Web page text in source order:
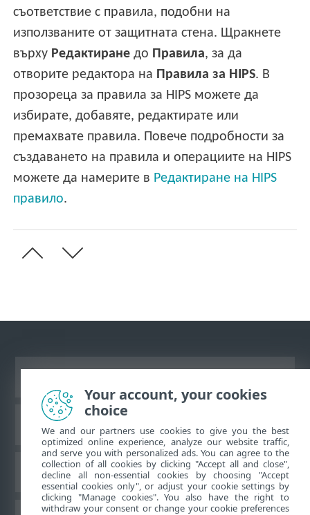
съответствие с правила, подобни на
използваните от защитната стена. Щракнете
върху Редактиране до Правила, за да
отворите редактора на Правила за HIPS. В
прозореца за правила за HIPS можете да
избирате, добавяте, редактирате или
премахвате правила. Повече подробности за
създаването на правила и операциите на HIPS
можете да намерите в Редактиране на HIPS
правило.
База знания на ESET
Форум на ESET
Your account, your cookies
choice
We and our partners use cookies to give you the best
optimized online experience, analyze our website traffic,
and serve you with personalized ads. You can agree to the
collection of all cookies by clicking "Accept all and close",
decline all non-essential cookies by choosing "Accept
essential cookies only", or adjust your cookie settings by
clicking "Manage cookies". You also have the right to
withdraw your consent or change your cookie preferences